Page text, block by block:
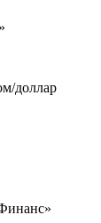
доллар